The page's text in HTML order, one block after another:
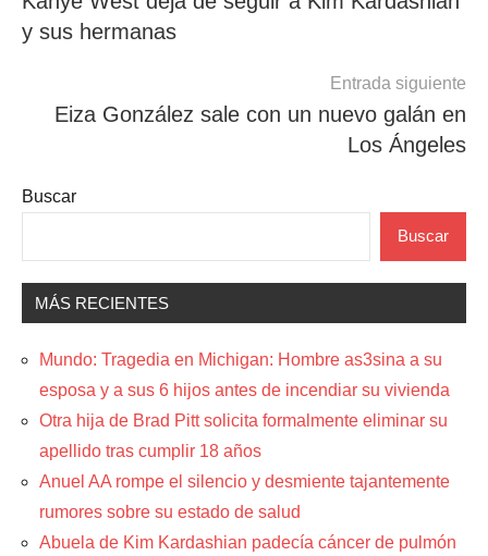
de
entradas
y sus hermanas
Entrada siguiente
Eiza González sale con un nuevo galán en
Los Ángeles
Buscar
Buscar
MÁS RECIENTES
Mundo: Tragedia en Michigan: Hombre as3sina a su
esposa y a sus 6 hijos antes de incendiar su vivienda
Otra hija de Brad Pitt solicita formalmente eliminar su
apellido tras cumplir 18 años
Anuel AA rompe el silencio y desmiente tajantemente
rumores sobre su estado de salud
Abuela de Kim Kardashian padecía cáncer de pulmón